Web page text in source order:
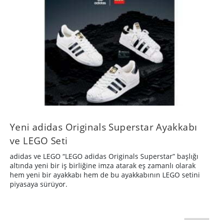
Yeni adidas Originals Superstar Ayakkabı
ve LEGO Seti
adidas ve LEGO “LEGO adidas Originals Superstar” başlığı
altında yeni bir iş birliğine imza atarak eş zamanlı olarak
hem yeni bir ayakkabı hem de bu ayakkabının LEGO setini
piyasaya sürüyor.